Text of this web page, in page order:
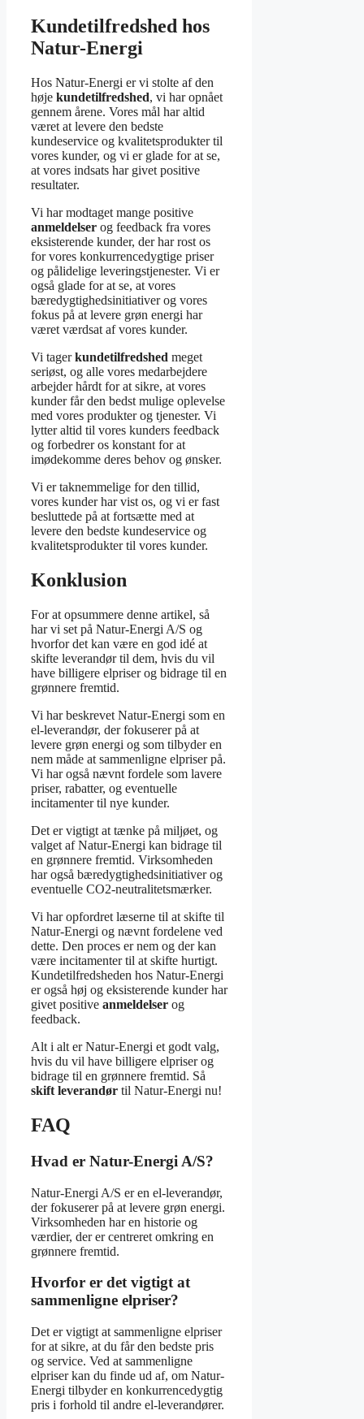
Kundetilfredshed hos
Natur-Energi
Hos Natur-Energi er vi stolte af den
høje kundetilfredshed, vi har opnået
gennem årene. Vores mål har altid
været at levere den bedste
kundeservice og kvalitetsprodukter til
vores kunder, og vi er glade for at se,
at vores indsats har givet positive
resultater.
Vi har modtaget mange positive
anmeldelser og feedback fra vores
eksisterende kunder, der har rost os
for vores konkurrencedygtige priser
og pålidelige leveringstjenester. Vi er
også glade for at se, at vores
bæredygtighedsinitiativer og vores
fokus på at levere grøn energi har
været værdsat af vores kunder.
Vi tagerkundetilfredshed meget
seriøst, og alle vores medarbejdere
arbejder hårdt for at sikre, at vores
kunder får den bedst mulige oplevelse
med vores produkter og tjenester. Vi
lytter altid til vores kunders feedback
og forbedrer os konstant for at
imødekomme deres behov og ønsker.
Vi er taknemmelige for den tillid,
vores kunder har vist os, og vi er fast
besluttede på at fortsætte med at
levere den bedste kundeservice og
kvalitetsprodukter til vores kunder.
Konklusion
For at opsummere denne artikel, så
har vi set på Natur-Energi A/S og
hvorfor det kan være en god idé at
skifte leverandør til dem, hvis du vil
have billigere elpriser og bidrage til en
grønnere fremtid.
Vi har beskrevet Natur-Energi som en
el-leverandør, der fokuserer på at
levere grøn energi og som tilbyder en
nem måde at sammenligne elpriser på.
Vi har også nævnt fordele som lavere
priser, rabatter, og eventuelle
incitamenter til nye kunder.
Det er vigtigt at tænke på miljøet, og
valget af Natur-Energi kan bidrage til
en grønnere fremtid. Virksomheden
har også bæredygtighedsinitiativer og
eventuelle CO2-neutralitetsmærker.
Vi har opfordret læserne til at skifte til
Natur-Energi og nævnt fordelene ved
dette. Den proces er nem og der kan
være incitamenter til at skifte hurtigt.
Kundetilfredsheden hos Natur-Energi
er også høj og eksisterende kunder har
givet positive anmeldelser og
feedback.
Alt i alt er Natur-Energi et godt valg,
hvis du vil have billigere elpriser og
bidrage til en grønnere fremtid. Så
skift leverandør til Natur-Energi nu!
FAQ
Hvad er Natur-Energi A/S?
Natur-Energi A/S er en el-leverandør,
der fokuserer på at levere grøn energi.
Virksomheden har en historie og
værdier, der er centreret omkring en
grønnere fremtid.
Hvorfor er det vigtigt at
sammenligne elpriser?
Det er vigtigt at sammenligne elpriser
for at sikre, at du får den bedste pris
og service. Ved at sammenligne
elpriser kan du finde ud af, om Natur-
Energi tilbyder en konkurrencedygtig
pris i forhold til andre el-leverandører.